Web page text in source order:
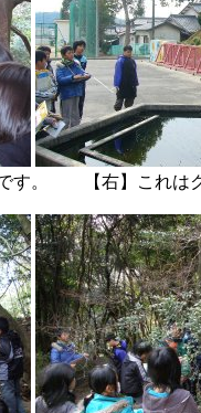
です。 【右】これは